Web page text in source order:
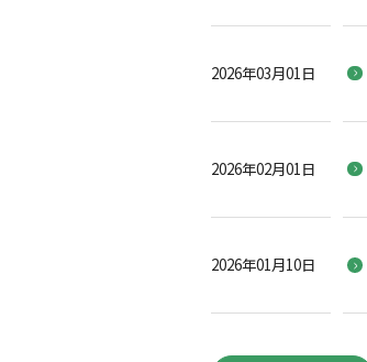
2026年03月01日
2026年02月01日
2026年01月10日